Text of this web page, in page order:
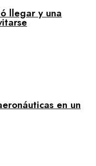
llegar y una
en un